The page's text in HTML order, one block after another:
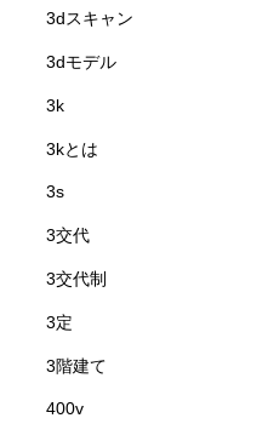
3dスキャン
3dモデル
3k
3kとは
3s
3交代
3交代制
3定
3階建て
400v